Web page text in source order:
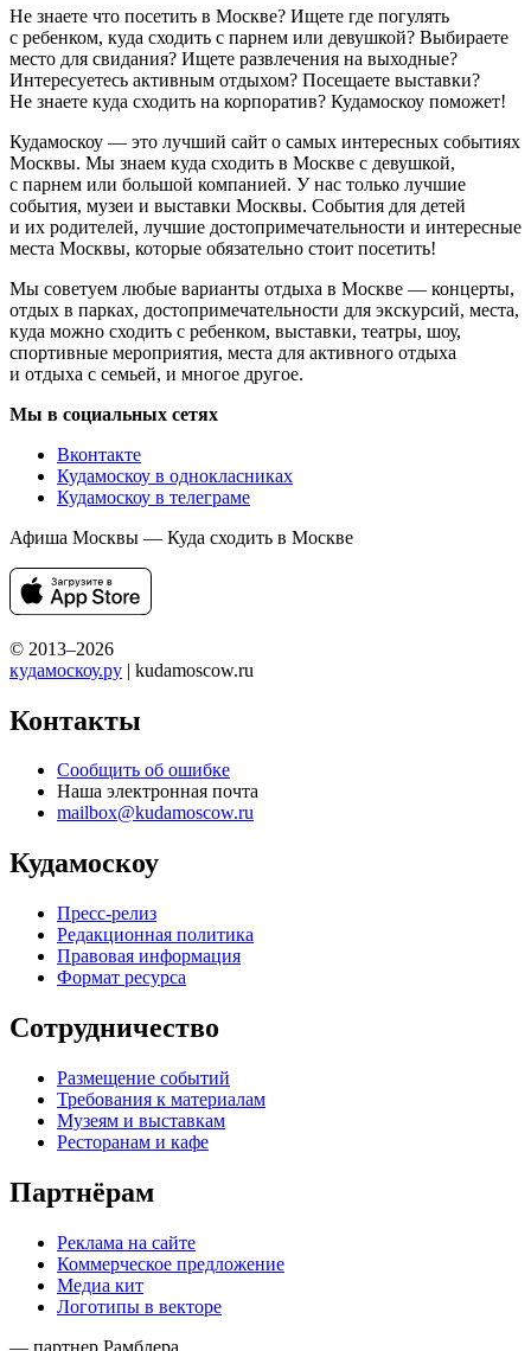
Не знаете что посетить в Москве? Ищете где погулять
с ребенком, куда сходить с парнем или девушкой? Выбираете
место для свидания? Ищете развлечения на выходные?
Интересуетесь активным отдыхом? Посещаете выставки?
Не знаете куда сходить на корпоратив? Кудамоскоу поможет!
Кудамоскоу — это лучший сайт о самых интересных событиях
Москвы. Мы знаем куда сходить в Москве с девушкой,
с парнем или большой компанией. У нас только лучшие
события, музеи и выставки Москвы. События для детей
и их родителей, лучшие достопримечательности и интересные
места Москвы, которые обязательно стоит посетить!
Мы советуем любые варианты отдыха в Москве — концерты,
отдых в парках, достопримечательности для экскурсий, места,
куда можно сходить с ребенком, выставки, театры, шоу,
спортивные мероприятия, места для активного отдыха
и отдыха с семьей, и многое другое.
Мы в социальных сетях
Вконтакте
Кудамоскоу в однокласниках
Кудамоскоу в телеграме
Афиша Москвы — Куда сходить в Москве
© 2013–2026
кудамоскоу.ру | kudamoscow.ru
Контакты
Сообщить об ошибке
Наша электронная почта
mailbox@kudamoscow.ru
Кудамоскоу
Пресс-релиз
Редакционная политика
Правовая информация
Формат ресурса
Сотрудничество
Размещение событий
Требования к материалам
Музеям и выставкам
Ресторанам и кафе
Партнёрам
Реклама на сайте
Коммерческое предложение
Медиа кит
Логотипы в векторе
— партнер Рамблера